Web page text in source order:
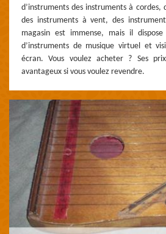
d’instruments des instruments à cordes,
des instruments à vent, des
magasin est immense, mais il
d’instruments de musique virtuel et
écran. Vous voulez acheter ? Ses
avantageux si vous voulez revendre.